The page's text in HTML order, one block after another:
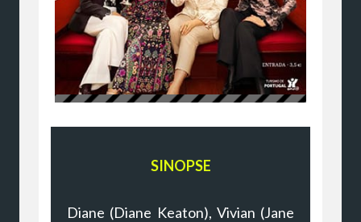
SINOPSE
Diane (Diane Keaton), Vivian (Jane